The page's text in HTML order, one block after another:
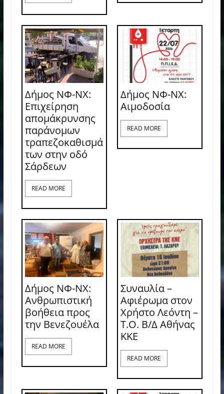
Δήμος ΝΦ-ΝΧ:
Επιχείρηση
απομάκρυνσης
παράνομων
τραπεζοκαθισμά
των στην οδό
Σάρδεων
READ MORE
Δήμος ΝΦ-ΝΧ:
Aιμοδοσία
READ MORE
Δήμος ΝΦ-ΝΧ:
Ανθρωπιστική
βοήθεια προς
την Βενεζουέλα
READ MORE
Συναυλία –
Αφιέρωμα στον
Χρήστο Λεόντη –
Τ.Ο. Β/Δ Αθήνας
ΚΚΕ
READ MORE